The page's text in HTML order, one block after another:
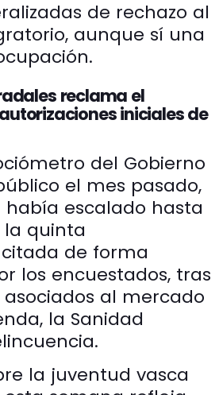
de rechazo al
aunque sí una
reclama el
iniciales de
del Gobierno
el mes pasado,
escalado hasta
la quinta
de forma
los encuestados, tras
al mercado
la Sanidad
la juventud vasca